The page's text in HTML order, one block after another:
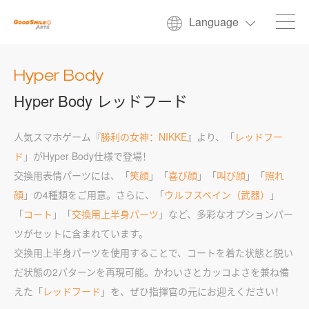
Language
Hyper Body
Hyper Body レッドフード
人気スマホゲーム『勝利の女神：NIKKE』より、「レッドフー
ド 」がHyper Body仕様で登場！
交換用表情パーツには、「笑顔 」「喜び顔 」「叫び顔 」「照れ
顔 」の4種類をご用意。さらに、「ウルフスベイン（武器）
」
「コート 」「交換用上半身パーツ 」など、多彩なオプションパー
ツがセットに含まれています。
交換用上半身パーツを使用することで、コートを着た状態と脱い
だ状態の2パターンを再現可能。かわいさとカッコよさを兼ね備
えた「レッドフード 」を、ぜひ指揮官の元にお迎えください！